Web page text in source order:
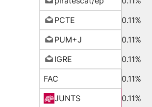
PCTE
0.11%
PUM+J
0.11%
IGRE
0.11%
FAC
0.11%
JUNTS
0.11%